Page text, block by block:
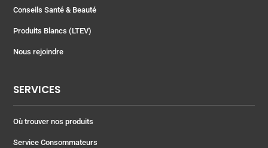
Conseils Santé & Beauté
Produits Blancs (LTEV)
Nous rejoindre
SERVICES
Où trouver nos produits
Service Consommateurs